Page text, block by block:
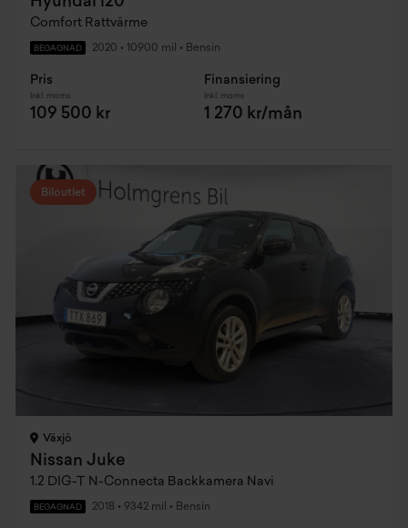
Comfort Rattvärme
BEGAGNAD 2020 • 10900 mil • Bensin
Pris
Inkl. moms
109 500 kr
Finansiering
Inkl. moms
1 270 kr/mån
Biloutlet
Växjö
Nissan Juke
1.2 DIG-T N-Connecta Backkamera Navi
BEGAGNAD 2018 • 9342 mil • Bensin